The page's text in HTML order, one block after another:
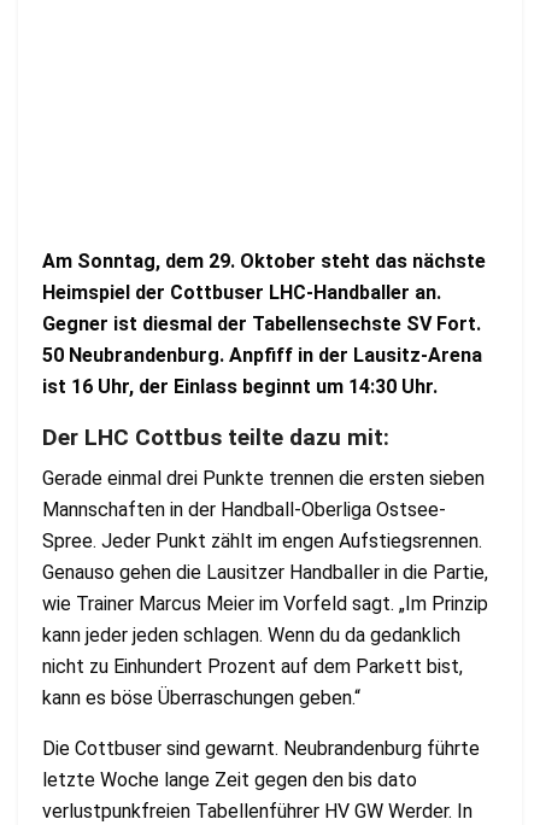
Am Sonntag, dem 29. Oktober steht das nächste
Heimspiel der Cottbuser LHC-Handballer an.
Gegner ist diesmal der Tabellensechste SV Fort.
50 Neubrandenburg. Anpfiff in der Lausitz-Arena
ist 16 Uhr, der Einlass beginnt um 14:30 Uhr.
Der LHC Cottbus teilte dazu mit:
Gerade einmal drei Punkte trennen die ersten sieben
Mannschaften in der Handball-Oberliga Ostsee-
Spree. Jeder Punkt zählt im engen Aufstiegsrennen.
Genauso gehen die Lausitzer Handballer in die Partie,
wie Trainer Marcus Meier im Vorfeld sagt. „Im Prinzip
kann jeder jeden schlagen. Wenn du da gedanklich
nicht zu Einhundert Prozent auf dem Parkett bist,
kann es böse Überraschungen geben.“
Die Cottbuser sind gewarnt. Neubrandenburg führte
letzte Woche lange Zeit gegen den bis dato
verlustpunkfreien Tabellenführer HV GW Werder. In